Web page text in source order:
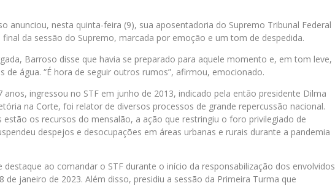
anunciou, nesta quinta-feira (9), sua aposentadoria do Supremo Tribunal Federal
da sessão do Supremo, marcada por emoção e um tom de despedida.
Barroso disse que havia se preparado para aquele momento e, em tom leve,
de água. “É hora de seguir outros rumos”, afirmou, emocionado.
ingressou no STF em junho de 2013, indicado pela então presidente Dilma
na Corte, foi relator de diversos processos de grande repercussão nacional.
estão os recursos do mensalão, a ação que restringiu o foro privilegiado de
despejos e desocupações em áreas urbanas e rurais durante a pandemia
ao comandar o STF durante o início da responsabilização dos envolvidos
janeiro de 2023. Além disso, presidiu a sessão da Primeira Turma que